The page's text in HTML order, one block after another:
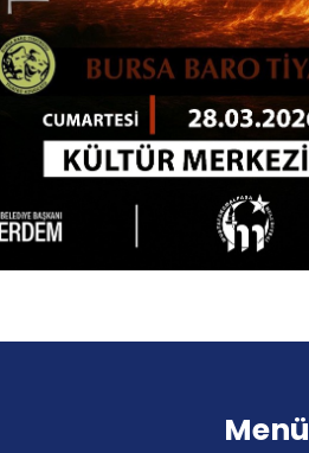
Menü